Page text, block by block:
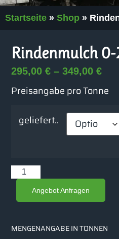
Startseite » Shop »
Rindenmulch
295,00€ –349,00€
Preisangabe pro Tonne
geliefert..
Angebot Anfragen
MENGENANGABE IN TONNEN